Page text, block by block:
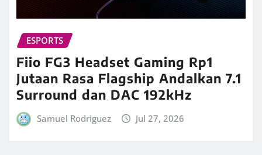
ESPORTS
Fiio FG3 Headset Gaming Rp1
Jutaan Rasa Flagship Andalkan 7.1
Surround dan DAC 192kHz
Samuel Rodriguez Jul 27, 2026